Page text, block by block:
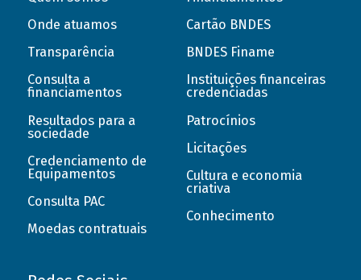
Onde atuamos
Transparência
Consulta a
financiamentos
Resultados para a
sociedade
Credenciamento de
Equipamentos
Consulta PAC
Moedas contratuais
Cartão BNDES
BNDES Finame
Instituições financeiras
credenciadas
Patrocínios
Licitações
Cultura e economia
criativa
Conhecimento